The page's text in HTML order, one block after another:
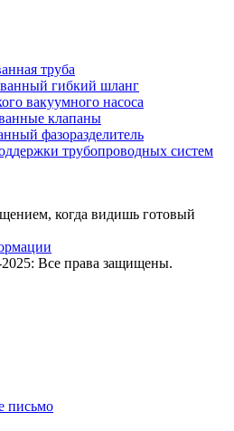
труба
гибкий шланг
вакуумного насоса
клапаны
фазоразделитель
трубопроводных систем
когда видишь готовый
Все права защищены.
письмо